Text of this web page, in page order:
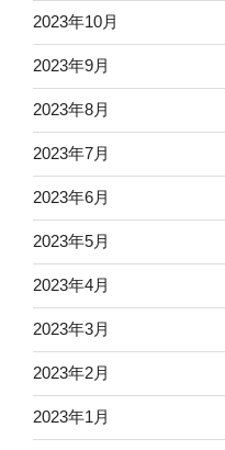
2023年10月
2023年9月
2023年8月
2023年7月
2023年6月
2023年5月
2023年4月
2023年3月
2023年2月
2023年1月